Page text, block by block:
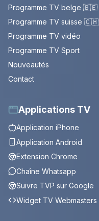
Programme TV belge 🇧🇪
Programme TV suisse 🇨🇭
Programme TV vidéo
Programme TV Sport
Nouveautés
Contact
Applications TV
Application iPhone
Application Android
Extension Chrome
Chaîne Whatsapp
Suivre TVP sur Google
Widget TV Webmasters